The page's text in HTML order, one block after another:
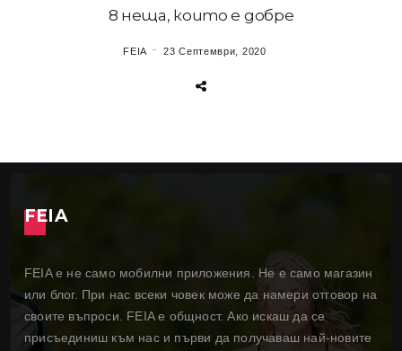
8 неща, които е добре
FEIA 23 Септември, 2020
FEIA
FEIA е не само мобилни приложения. Не е само магазин
или блог. При нас всеки човек може да намери отговор на
своите въпроси. FEIA е общност. Ако искаш да се
присъединиш към нас и първи да получаваш най-новите